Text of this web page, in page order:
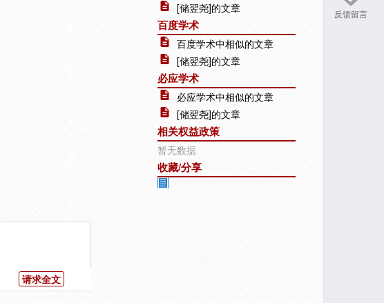
反馈留言
请求全文
[储翌尧]的文章
百度学术
百度学术中相似的文章
[储翌尧]的文章
必应学术
必应学术中相似的文章
[储翌尧]的文章
相关权益政策
暂无数据
收藏/分享